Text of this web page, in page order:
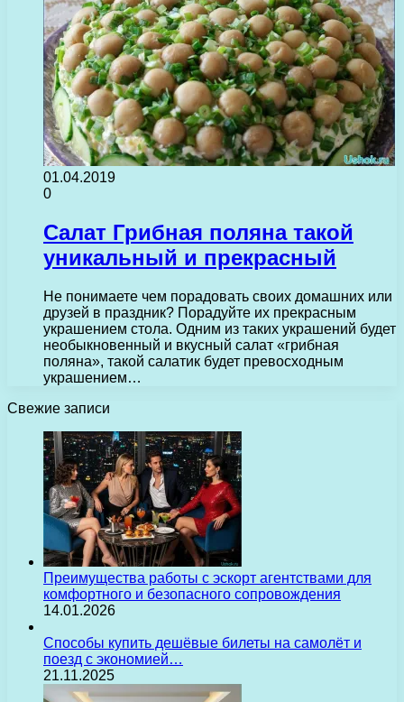
01.04.2019
0
Салат Грибная поляна такой
уникальный и прекрасный
Не понимаете чем порадовать своих домашних или
друзей в праздник? Порадуйте их прекрасным
украшением стола. Одним из таких украшений будет
необыкновенный и вкусный салат «грибная
поляна», такой салатик будет превосходным
украшением…
Свежие записи
Преимущества работы с эскорт агентствами для
комфортного и безопасного сопровождения
14.01.2026
Способы купить дешёвые билеты на самолёт и
поезд с экономией…
21.11.2025